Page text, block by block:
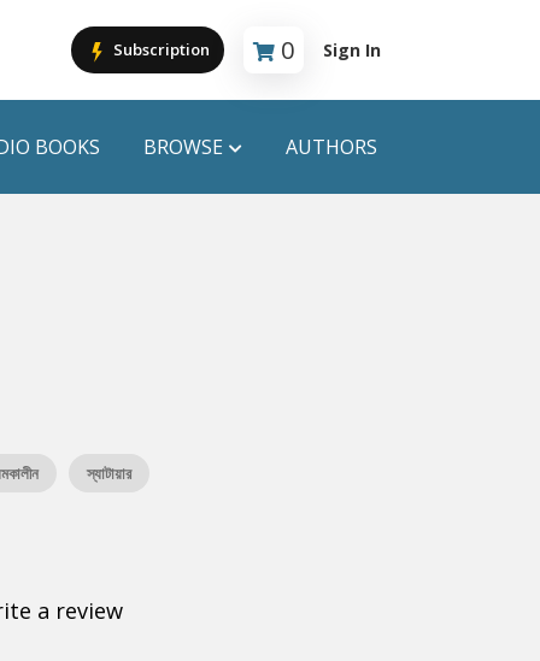
Subscription 0
Cart is empty
Sign In
BOOKS BROWSE AUTHORS
স্যাটায়ার
a review